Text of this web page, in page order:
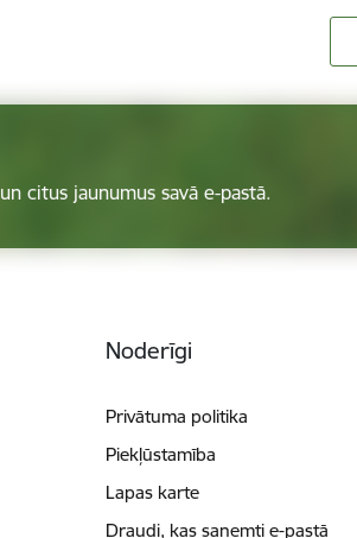
citus jaunumus savā e-pastā.
Noderīgi
Privātuma politika
Piekļūstamība
Lapas karte
Draudi, kas saņemti e-pastā